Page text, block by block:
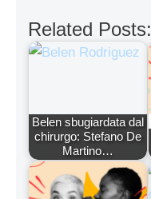
Related Posts:
Belen sbugiardata dal
chirurgo: Stefano De
Martino…